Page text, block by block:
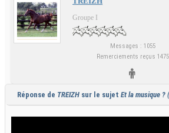
Groupe I
Messages : 1055
Remerciements reçus 1475
Réponse de TREIZH sur le sujet Et la musique ?